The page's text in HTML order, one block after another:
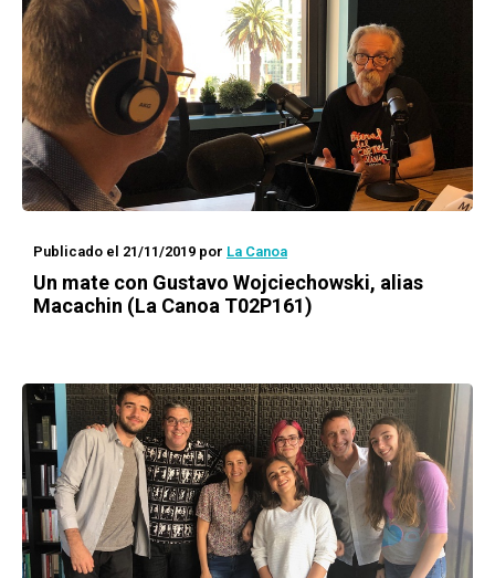
Publicado el 21/11/2019 por La Canoa
Un mate con Gustavo Wojciechowski, alias
Macachin (La Canoa T02P161)